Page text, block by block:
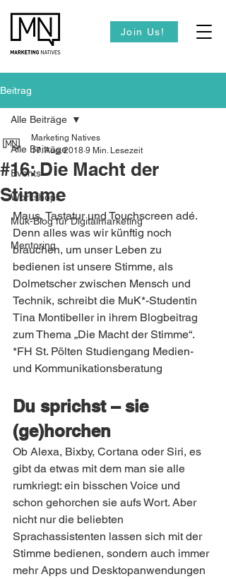
Join Us!
Beitrag
Alle Beiträge
Events
Workshops
Muk-Blog für Digitalmarketing
Mentoring
Alle Beiträge
#16: Die Macht der
Stimme
Marketing Natives
17. Aug. 2018 9 Min. Lesezeit
Maus, Tastatur und Touchscreen adé.
Denn alles was wir künftig noch
brauchen, um unser Leben zu
bedienen ist unsere Stimme, als
Dolmetscher zwischen Mensch und
Technik, schreibt die MuK*-Studentin
Tina Montibeller in ihrem Blogbeitrag
zum Thema „Die Macht der Stimme“.
*FH St. Pölten Studiengang Medien-
und Kommunikationsberatung
Du sprichst – sie
(ge)horchen
Ob Alexa, Bixby, Cortana oder Siri, es
gibt da etwas mit dem man sie alle
rumkriegt: ein bisschen Voice und
schon gehorchen sie aufs Wort. Aber
nicht nur die beliebten
Sprachassistenten lassen sich mit der
Stimme bedienen, sondern auch immer
mehr Apps und Desktopanwendungen